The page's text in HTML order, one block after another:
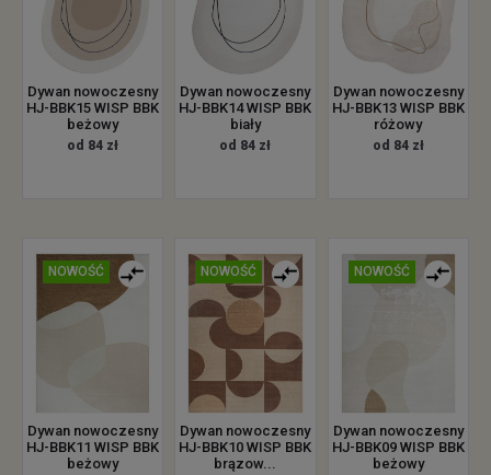
Dywan nowoczesny
HJ-BBK15 WISP BBK
beżowy
od 84 zł
Dywan nowoczesny
HJ-BBK14 WISP BBK
biały
od 84 zł
Dywan nowoczesny
HJ-BBK13 WISP BBK
różowy
od 84 zł
NOWOŚĆ
Dywan nowoczesny
HJ-BBK11 WISP BBK
beżowy
NOWOŚĆ
Dywan nowoczesny
HJ-BBK10 WISP BBK
brązow...
NOWOŚĆ
Dywan nowoczesny
HJ-BBK09 WISP BBK
beżowy